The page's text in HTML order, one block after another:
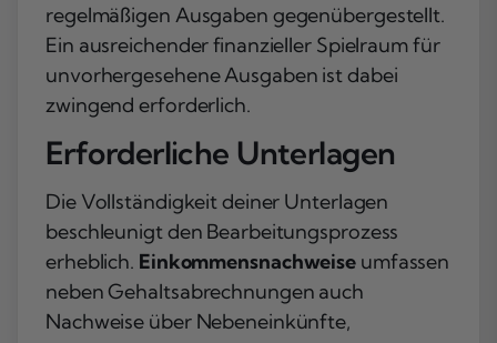
regelmäßigen Ausgaben gegenübergestellt.
Ein ausreichender finanzieller Spielraum für
unvorhergesehene Ausgaben ist dabei
zwingend erforderlich.
Erforderliche Unterlagen
Die Vollständigkeit deiner Unterlagen
beschleunigt den Bearbeitungsprozess
erheblich. Einkommensnachweise umfassen
neben Gehaltsabrechnungen auch
Nachweise über Nebeneinkünfte,